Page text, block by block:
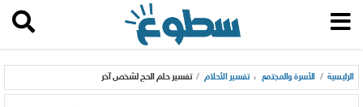
الرئيسية / الأسرة والمجتمع ، تفسير الأحلام / تفسير حلم الحج لشخص آخر